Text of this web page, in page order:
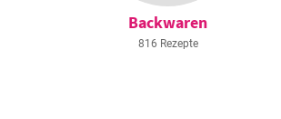
Backwaren
816 Rezepte